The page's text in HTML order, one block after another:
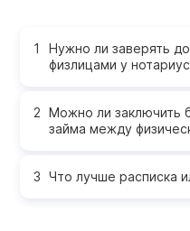
Нужно ли заверять
физлицами у
Можно ли заключить
займа между
Что лучше расписка